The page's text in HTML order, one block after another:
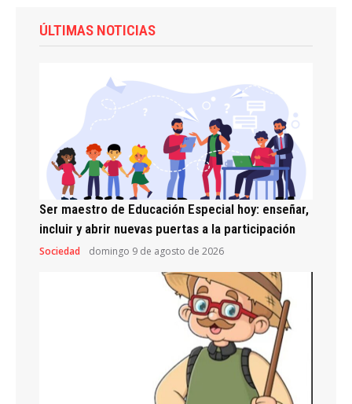
ÚLTIMAS NOTICIAS
Ser maestro de Educación Especial hoy: enseñar,
incluir y abrir nuevas puertas a la participación
Sociedad domingo 9 de agosto de 2026